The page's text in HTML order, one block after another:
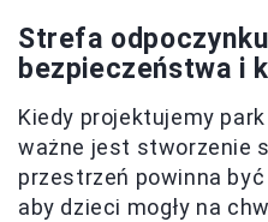
Strefa
bezpieczeństwa i
Kiedy projektujemy
ważne jest stworzenie
przestrzeń powinna
aby dzieci mogły na